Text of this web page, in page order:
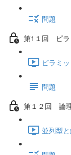
問題
第1１回 ピラ
ピラミ
問題
第１２回 論
並列型